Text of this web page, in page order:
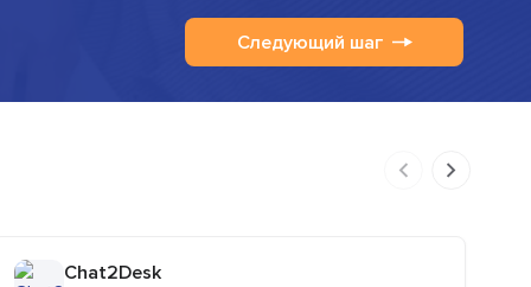
Следующий шаг
Chat2Desk